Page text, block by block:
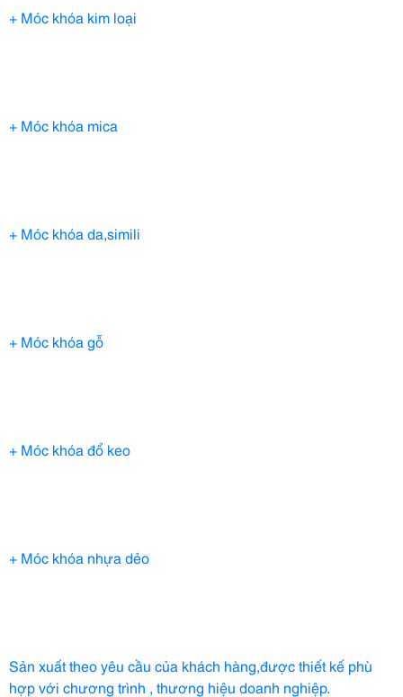
+ Móc khóa kim loại
+ Móc khóa mica
+ Móc khóa da,simili
+ Móc khóa gỗ
+ Móc khóa đổ keo
+ Móc khóa nhựa dẻo
Sản xuất theo yêu cầu của khách hàng,được thiết kế phù
hợp với chương trình , thương hiệu doanh nghiệp.